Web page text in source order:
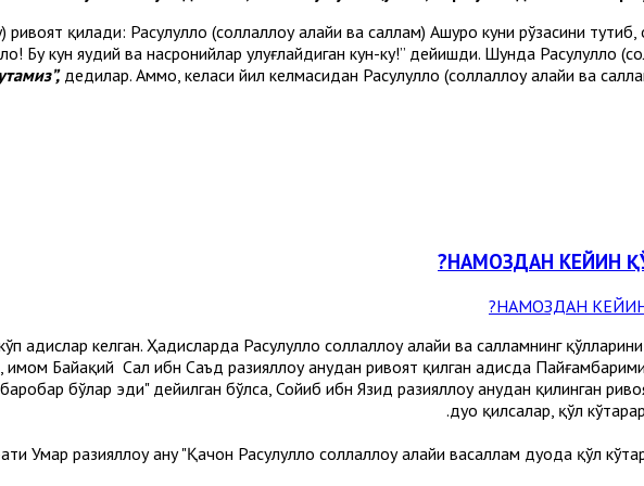
ривоят қилади: Расулуллоҳ (соллаллоҳу алайҳи ва саллам) Ашуро куни рўзасини
Бу кун яҳудий ва насронийлар улуғлайдиган кун-ку!” дейишди. Шунда Расулуллоҳ
дедилар. Аммо, келаси йил келмасидан Расулуллоҳ (соллаллоҳу алайҳи ва
НАМОЗДАН КЕЙИН
келган. Ҳадисларда Расулуллоҳ соллаллоҳу алайҳи ва салламнинг
Байҳақий Саҳл ибн Саъд разияллоҳу анҳудан ривоят қилган ҳадисда
бўлар эди" дейилган бўлса, Сойиб ибн Язид разияллоҳу анҳудан қилинган
дуо қилсалар, қўл
Умар разияллоҳу анҳу "Қачон Расулуллоҳ соллаллоҳу алайҳи васаллам дуода қўл